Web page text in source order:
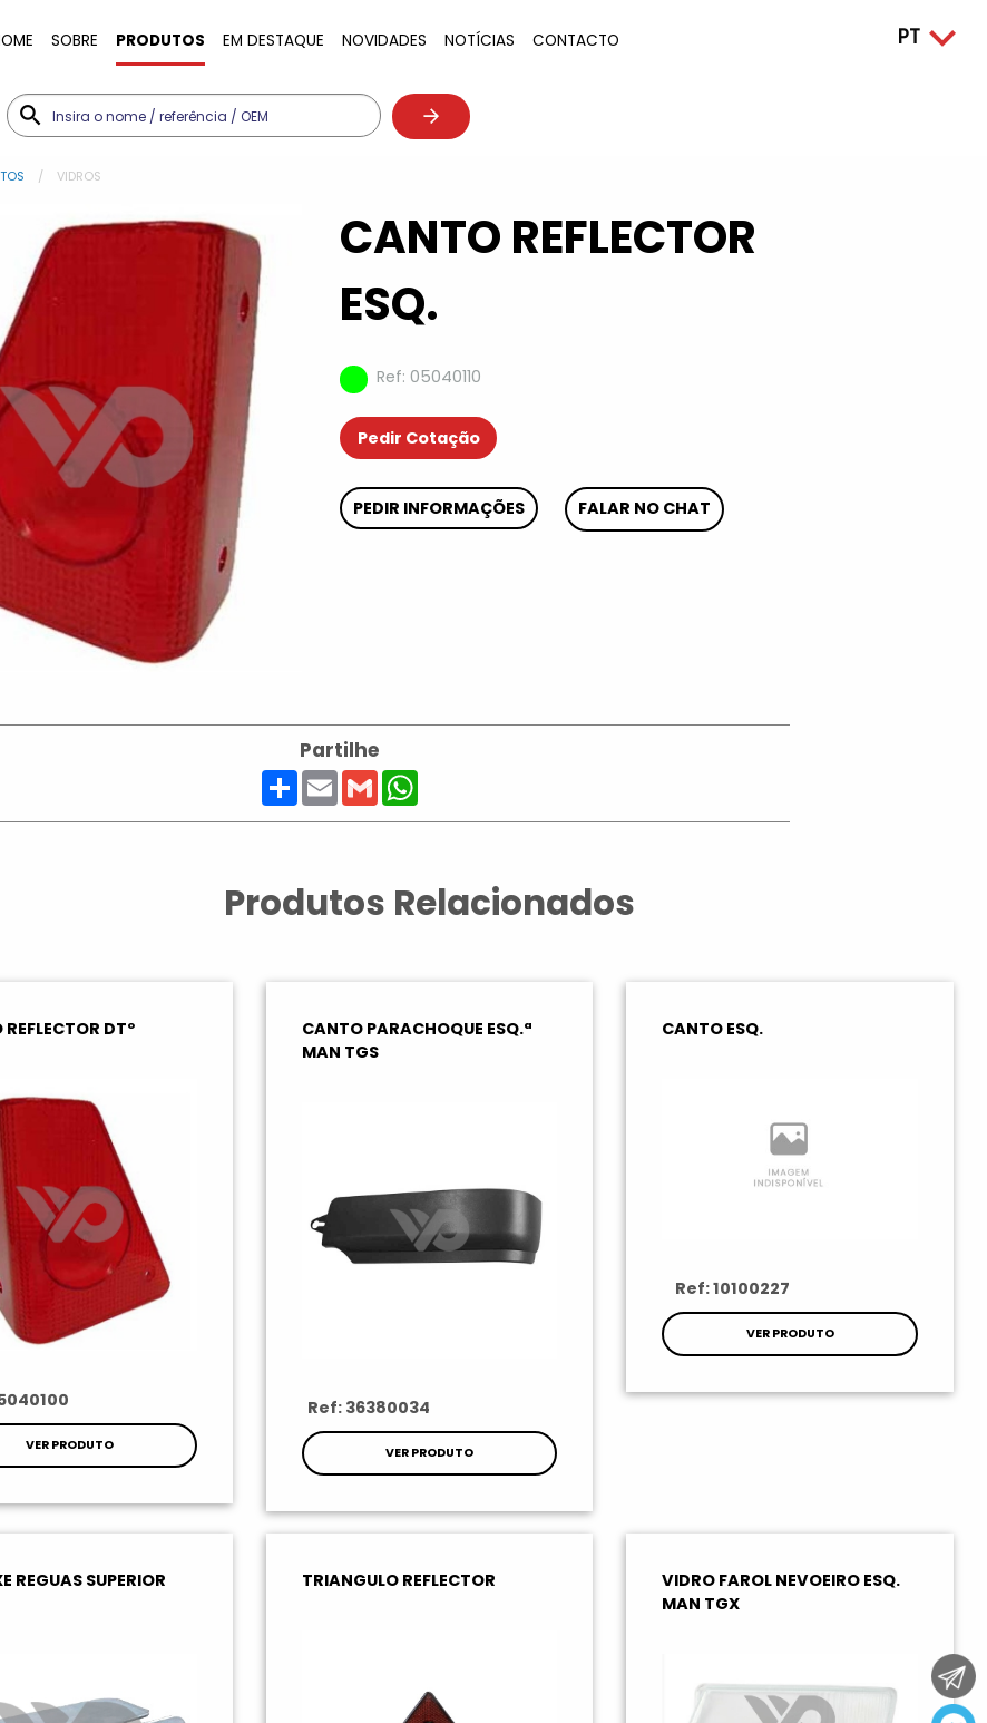
SOBRE PRODUTOS EM DESTAQUE NOVIDADES NOTÍCIAS CONTACTO
VIDROS
CANTO REFLECTOR
ESQ.
Ref: 05040110
Pedir Cotação
PEDIR INFORMAÇÕES FALAR NO CHAT
Partilhe
ShareEmailGmailWhatsApp
Produtos Relacionados
DTº
VER PRODUTO
CANTO PARACHOQUE ESQ.ª
MAN TGS
Ref: 36380034
VER PRODUTO
CANTO ESQ.
Ref: 10100227
VER PRODUTO
REGUAS SUPERIOR
TRIANGULO REFLECTOR
VIDRO FAROL NEVOEIRO ESQ.
MAN TGX